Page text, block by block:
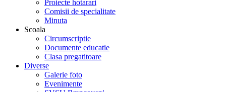
Proiecte hotarari
Comisii de specialitate
Minuta
Scoala
Circumscriptie
Documente educatie
Clasa pregatitoare
Diverse
Galerie foto
Evenimente